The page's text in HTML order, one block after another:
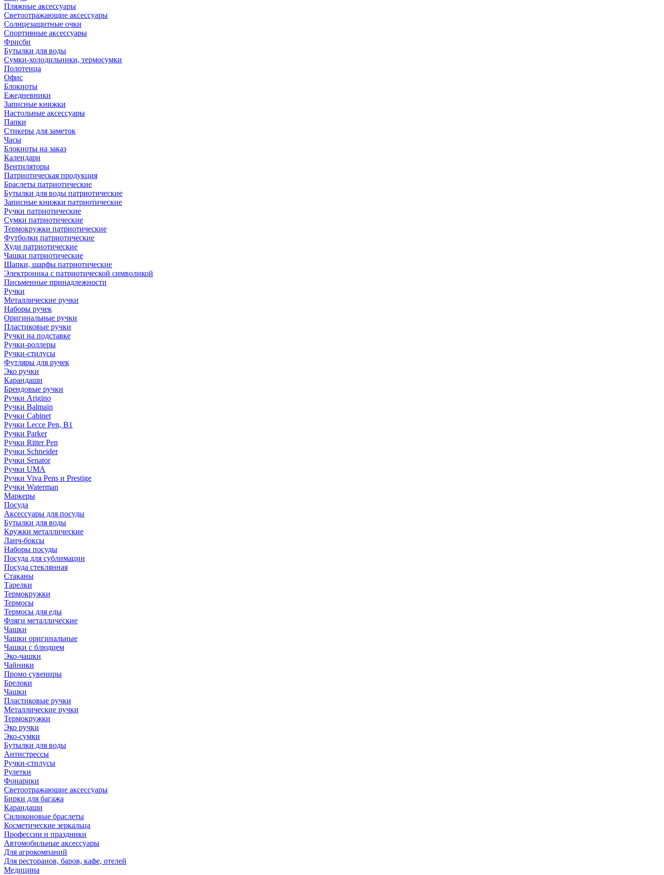
Пляжные аксессуары
Светоотражающие аксессуары
Солнцезащитные очки
Спортивные аксессуары
Фрисби
Бутылки для воды
Сумки-холодильники, термосумки
Полотенца
Офис
Блокноты
Ежедневники
Записные книжки
Настольные аксессуары
Папки
Стикеры для заметок
Часы
Блокноты на заказ
Календари
Вентиляторы
Патриотическая продукция
Браслеты патриотические
Бутылки для воды патриотические
Записные книжки патриотические
Ручки патриотические
Сумки патриотические
Термокружки патриотические
Футболки патриотические
Худи патриотические
Чашки патриотические
Шапки, шарфы патриотические
Электроника с патриотической символикой
Письменные принадлежности
Ручки
Металлические ручки
Наборы ручек
Оригинальные ручки
Пластиковые ручки
Ручки на подставке
Ручки-роллеры
Ручки-стилусы
Футляры для ручек
Эко ручки
Карандаши
Брендовые ручки
Ручки Arigino
Ручки Balmain
Ручки Cabinet
Ручки Lecce Pen, B1
Ручки Parker
Ручки Ritter Pen
Ручки Schneider
Ручки Senator
Ручки UMA
Ручки Viva Pens и Prestige
Ручки Waterman
Маркеры
Посуда
Аксессуары для посуды
Бутылки для воды
Кружки металлические
Ланч-боксы
Наборы посуды
Посуда для сублимации
Посуда стеклянная
Стаканы
Тарелки
Термокружки
Термосы
Термосы для еды
Фляги металлические
Чашки
Чашки оригинальные
Чашки с блюдцем
Эко-чашки
Чайники
Промо сувениры
Брелоки
Чашки
Пластиковые ручки
Металлические ручки
Термокружки
Эко ручки
Эко-сумки
Бутылки для воды
Антистрессы
Ручки-стилусы
Рулетки
Фонарики
Светоотражающие аксессуары
Бирки для багажа
Карандаши
Силиконовые браслеты
Косметические зеркальца
Профессии и праздники
Автомобильные аксессуары
Для агрокомпаний
Для ресторанов, баров, кафе, отелей
Медицина